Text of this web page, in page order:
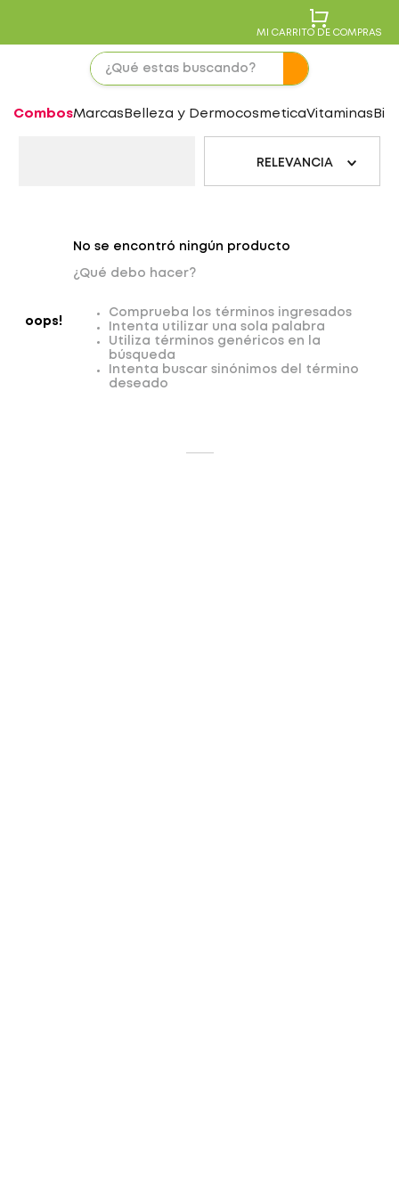
MI CARRITO DE COMPRAS
CombosMarcas Belleza y DermocosmeticaVitaminas
RELEVANCIA
oops!
No se encontró ningún producto
¿Qué debo hacer?
Comprueba los términos ingresados
Intenta utilizar una sola palabra
Utiliza términos genéricos en la
búsqueda
Intenta buscar sinónimos del término
deseado